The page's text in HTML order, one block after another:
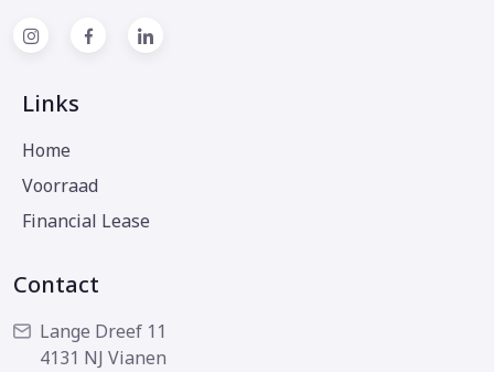
Links
Home
Voorraad
Financial Lease
Contact
Lange Dreef 11
4131 NJ Vianen